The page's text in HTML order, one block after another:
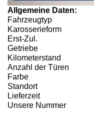
Allgemeine Daten:
Fahrzeugtyp
Karosserieform
Erst-Zul.
Getriebe
Kilometerstand
Anzahl der Türen
Farbe
Standort
Lieferzeit
Unsere Nummer